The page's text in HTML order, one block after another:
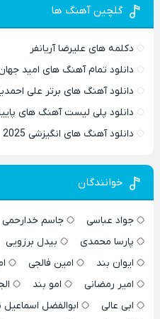
گلچین آهنگ ها
دکلمه های علیرضا آریانفر
دانلود تمام آهنگ های امید
دانلود آهنگ های برتر علی احمدیانی
دانلود پلی لیست آهنگ های پاییزی
دانلود آهنگ های انگیزشی 2025
خوانندگان
جواد عباسی جاسم خدارحمی
پارسا محمدی
بیدل برزویی
ایوان بند
امین فالجی
امیر رمضانی
امو بند
ابی عالی
ابوالفضل اسماعیل